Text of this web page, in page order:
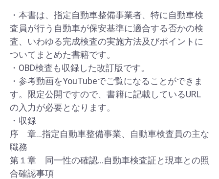
・本書は、指定自動車整備事業者、特に自動車検
査員が行う自動車が保安基準に適合する否かの検
査、いわゆる完成検査の実施方法及びポイントに
ついてまとめた書籍です。
・OBD検査も収録した改訂版です。
・参考動画をYouTubeでご覧になることができま
す。限定公開ですので、書籍に記載しているURL
の入力が必要となります。
・収録
序 章…指定自動車整備事業、自動車検査員の主な
職務
第１章 同一性の確認…自動車検査証と現車との照
合確認事項